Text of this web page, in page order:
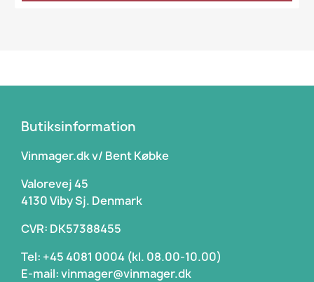
Butiksinformation
Vinmager.dk v/ Bent Købke
Valorevej 45
4130 Viby Sj. Denmark
CVR: DK57388455
Tel: +45 4081 0004 (kl. 08.00-10.00)
E-mail: vinmager@vinmager.dk